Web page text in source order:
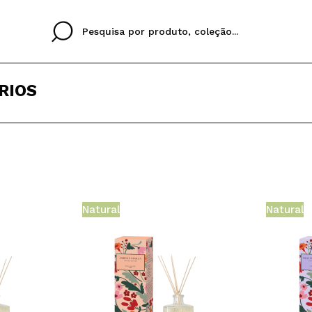
Ao criar uma conta
rapidamente, verificar
operações anteriores.
IDIOMA PORTUGUESE
Natural Natural